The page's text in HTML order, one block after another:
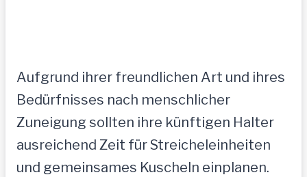
Aufgrund ihrer freundlichen Art und ihres
Bedürfnisses nach menschlicher
Zuneigung sollten ihre künftigen Halter
ausreichend Zeit für Streicheleinheiten
und gemeinsames Kuscheln einplanen.